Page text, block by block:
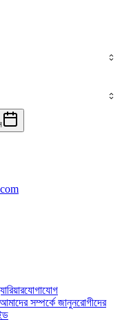
যোগাযোগ
আমাদের সম্পর্কে জানুনরোগীদের